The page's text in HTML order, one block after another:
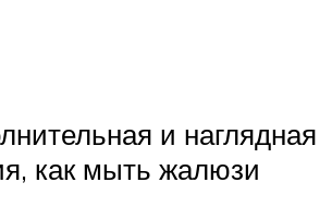
и наглядная
как мыть жалюзи